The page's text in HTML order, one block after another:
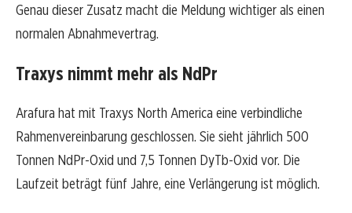
Genau dieser Zusatz macht die Meldung wichtiger als einen
normalen Abnahmevertrag.
Traxys nimmt mehr als NdPr
Arafura hat mit Traxys North America eine verbindliche
Rahmenvereinbarung geschlossen. Sie sieht jährlich 500
Tonnen NdPr-Oxid und 7,5 Tonnen DyTb-Oxid vor. Die
Laufzeit beträgt fünf Jahre, eine Verlängerung ist möglich.